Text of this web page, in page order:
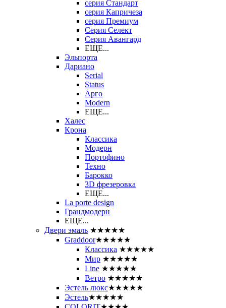
серия Стандарт
серия Капричеза
серия Премиум
Серия Селект
Серия Авангард
ЕЩЕ...
Эльпорта
Дариано
Serial
Status
Арго
Modern
ЕЩЕ...
Халес
Крона
Классика
Модерн
Портофино
Техно
Барокко
3D фрезеровка
ЕЩЕ...
La porte design
Грандмодерн
ЕЩЕ...
Двери эмаль ★★★★★
Graddoor★★★★★
Классика ★★★★★
Мир ★★★★★
Line ★★★★★
Ветро ★★★★★
Эстель люкс★★★★★
Эстель★★★★★